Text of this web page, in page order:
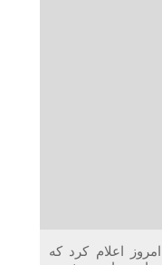
اعلام کرد که